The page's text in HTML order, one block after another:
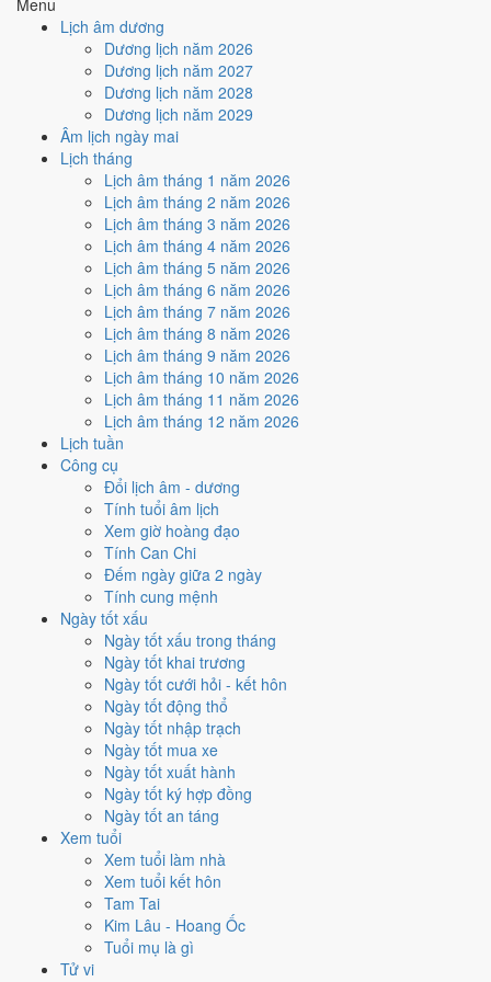
Lịch âm dương
Dương lịch năm 2026
Dương lịch năm 2027
Dương lịch năm 2028
Dương lịch năm 2029
Âm lịch ngày mai
Lịch tháng
Lịch âm tháng 1 năm 2026
Lịch âm tháng 2 năm 2026
Lịch âm tháng 3 năm 2026
Lịch âm tháng 4 năm 2026
Lịch âm tháng 5 năm 2026
Lịch âm tháng 6 năm 2026
Lịch âm tháng 7 năm 2026
Lịch âm tháng 8 năm 2026
Lịch âm tháng 9 năm 2026
Lịch âm tháng 10 năm 2026
Lịch âm tháng 11 năm 2026
Lịch âm tháng 12 năm 2026
Lịch tuần
Công cụ
Đổi lịch âm - dương
Tính tuổi âm lịch
Xem giờ hoàng đạo
Tính Can Chi
Đếm ngày giữa 2 ngày
Tính cung mệnh
Ngày tốt xấu
Ngày tốt xấu trong tháng
Ngày tốt khai trương
Ngày tốt cưới hỏi - kết hôn
Ngày tốt động thổ
Ngày tốt nhập trạch
Ngày tốt mua xe
Ngày tốt xuất hành
Ngày tốt ký hợp đồng
Ngày tốt an táng
Xem tuổi
Xem tuổi làm nhà
Xem tuổi kết hôn
Tam Tai
Kim Lâu - Hoang Ốc
Tuổi mụ là gì
Tử vi
hợp
điểm.
Cách tính ngày tốt
Động thổ - khởi công
Trung bình
Động thổ - khởi công hôm nay ở
Cang và Ngày Hắc Đạo
Cách tính ngày tốt
Nhập trạch - vào nhà mới
Trung bình
Nhập trạch - vào nhà mới hôm nay ở
nhờ hợp Trực Định, nhưng Sao Cang và Ngày Hắc Đạo kéo
giảm điểm.
Cách tính ngày tốt
Mua xe - tậu xe
Trung bình
Mua xe - tậu xe hôm nay ởmức trung bình (4/10)
Hắc Đạogây bất lợi.
Cách tính ngày tốt
✈️
Xuất hành - đi xa
Trung bình
Xuất hành - đi xa hôm nay ở
Cang và Ngày Hắc Đạogây bất lợi.
Cách tính ngày tốt
Tìm hiểu cách chấm:Trực Định nghĩa là gì
phân biệt Hoàng Đạo - Hắc Đạo
Điểm số tổng hợp từ Trực, Sao 28 Tú và Hoàng Đạo - Hắc Đạo.
sánh cả tháng
Nếu ngày 13/11/2026 không hợp
việc của bạn thì sao?
Điểm thấp của ngày 13/11 là tín hiệu cần điều chỉnh, không phải lệnh
cấm. Hai việc bị chấm thấp nhất hôm nay là
(3/10) và học hành (4/10)
Coi việc vào giờ Hoàng Đạo trong chính ngày này.
Ngọ (11h-13h)rơi đúng giờ hành chính nên dễ sắp xếp nhất
cho việc buộc phải làm đúng ngày 13/11/2026. Bảng đủ 6 giờ
Hoàng Đạo và 6 giờ Hắc Đạo nằm ngay mục kế tiếp.